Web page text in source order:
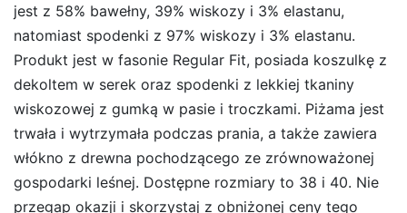
jest z 58% bawełny, 39% wiskozy i 3% elastanu,
natomiast spodenki z 97% wiskozy i 3% elastanu.
Produkt jest w fasonie Regular Fit, posiada koszulkę z
dekoltem w serek oraz spodenki z lekkiej tkaniny
wiskozowej z gumką w pasie i troczkami. Piżama jest
trwała i wytrzymała podczas prania, a także zawiera
włókno z drewna pochodzącego ze zrównoważonej
gospodarki leśnej. Dostępne rozmiary to 38 i 40. Nie
przegap okazji i skorzystaj z obniżonej ceny tego